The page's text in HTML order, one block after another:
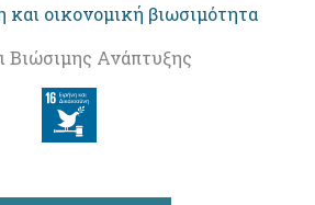
οικονομική βιωσιμότητα
Βιώσιμης Ανάπτυξης